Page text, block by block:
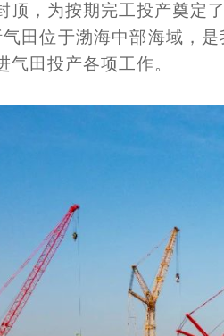
顶，为按期完工投产奠定
田位于渤海中部海域，
气田投产各项工作。